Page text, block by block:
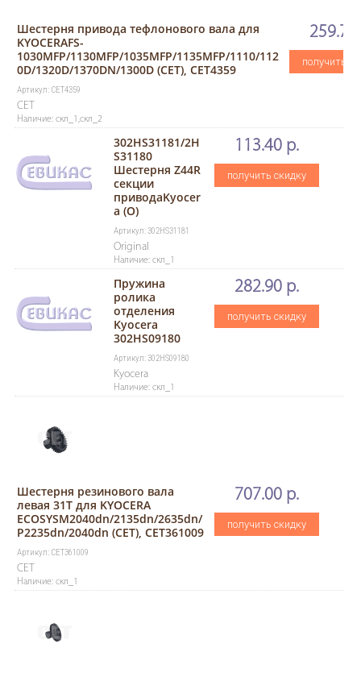
Шестерня привода тефлонового вала для
KYOCERAFS-
1030MFP/1130MFP/1035MFP/1135MFP/1110/112
0D/1320D/1370DN/1300D (CET), CET4359
Артикул: CET4359
CET
Наличие: скл_1,скл_2
259.70
получить
302HS31181/2H
S31180
Шестерня Z44R
секции
приводаKyocer
a (O)
Артикул: 302HS31181
Original
Наличие: скл_1
113.40 р.
получить скидку
Пружина
ролика
отделения
Kyocera
302НS09180
Артикул: 302НS09180
Kyocera
Наличие: скл_1
282.90 р.
получить скидку
Шестерня резинового вала
левая 31T для KYOCERA
ECOSYSM2040dn/2135dn/2635dn/
P2235dn/2040dn (CET), CET361009
Артикул: CET361009
CET
Наличие: скл_1
707.00 р.
получить скидку